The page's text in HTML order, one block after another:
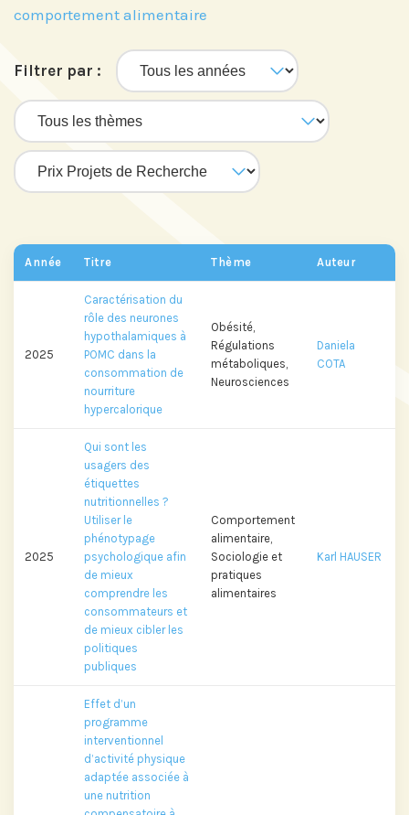
comportement alimentaire
Filtrer par :
Année Titre Thème Auteur
2025
Caractérisation du
rôle des neurones
hypothalamiques à
POMC dans la
consommation de
nourriture
hypercalorique
Obésité,
Régulations
métaboliques,
Neurosciences
Daniela
COTA
2025
Qui sont les
usagers des
étiquettes
nutritionnelles ?
Utiliser le
phénotypage
psychologique afin
de mieux
comprendre les
consommateurs et
de mieux cibler les
politiques
publiques
Comportement
alimentaire,
Sociologie et
pratiques
alimentaires
Karl HAUSER
Effet d’un
programme
interventionnel
d’activité physique
adaptée associée à
une nutrition